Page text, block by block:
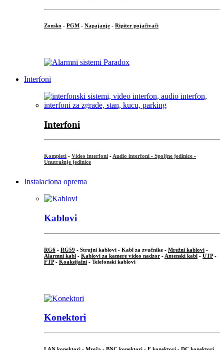
Zonsko - PGM - Napajanje - Ripiter pojačivači
Interfoni
Interfoni
Kompleti - Video interfoni - Audio interfoni - Spoljne jedinice -
Unutrašnje jedinice
Instalaciona oprema
Kablovi
RG6 - RG59 - Strujni kablovi - Kabl za zvučnike - Mrežni kablovi -
Alarmni kabl - Kablovi za kamere video nadzor - Antenski kabl - UTP-
FTP- Koaksijalni - Telefonski kablovi
Konektori